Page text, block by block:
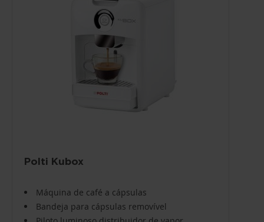
Polti Kubox
Máquina de café a cápsulas
Bandeja para cápsulas removível